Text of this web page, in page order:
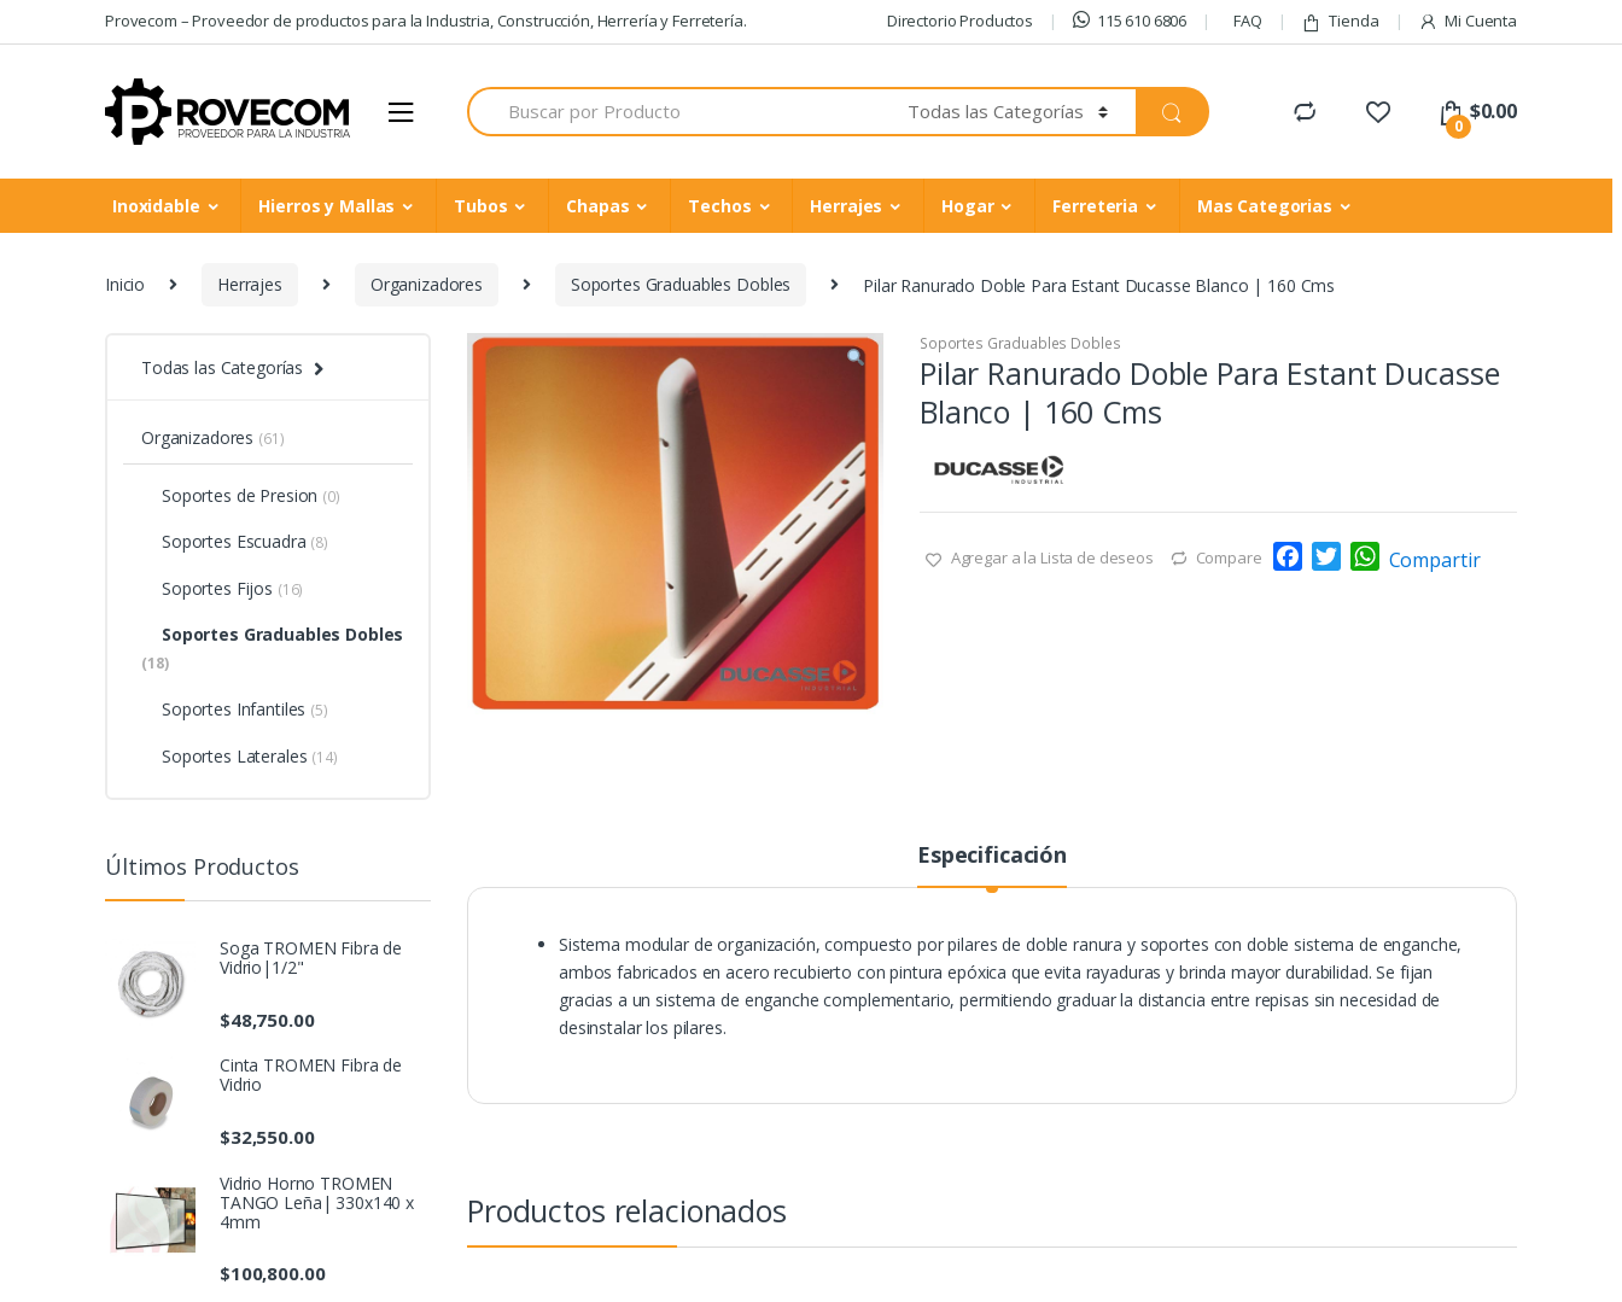
to
to
Provecom – Proveedor de productos para la Industria, Construcción, Herrería y Ferretería. Directorio Productos 115 610 6806 FAQ Tienda Mi Cuenta
Search
for:
0
$0.00
Inoxidable Hierros y Mallas Tubos Chapas Techos Herrajes Hogar Ferreteria Mas Categorias
Inicio Herrajes Organizadores Soportes Graduables Dobles Pilar Ranurado Doble Para Estant Ducasse Blanco | 160 Cms
Soportes Graduables Dobles
Pilar Ranurado Doble Para Estant Ducasse
Blanco | 160 Cms
Agregar a la Lista de deseos Compare
W
Compartir
Especificación
Sistema modular de organización, compuesto por pilares de doble ranura y soportes con doble sistema de enganche,
ambos fabricados en acero recubierto con pintura epóxica que evita rayaduras y brinda mayor durabilidad. Se fijan
gracias a un sistema de enganche complementario, permitiendo graduar la distancia entre repisas sin necesidad de
desinstalar los pilares.
Productos relacionados
Todas las Categorías
Organizadores (61)
Soportes de Presion (0)
Soportes Escuadra (8)
Soportes Fijos (16)
Soportes Graduables Dobles
(18)
Soportes Infantiles (5)
Soportes Laterales (14)
Últimos Productos
Soga TROMEN Fibra de
Vidrio|1/2"
$48,750.00
Cinta TROMEN Fibra de
Vidrio
$32,550.00
Vidrio Horno TROMEN
TANGO Leña| 330x140 x
4mm
$100,800.00